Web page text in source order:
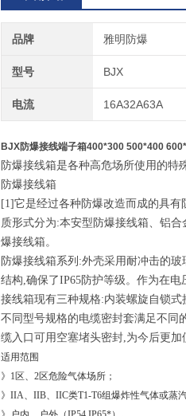
品牌 雅明防爆
型号 BJX
电流 16A32A63A
BJX防爆接线端子箱400*300 500*400
防爆接线箱是各种高危场所使用的特
防爆接线箱
[1]它是经过各种防爆改造而成的具
质形式分为:本安型防爆接线箱、铝
爆接线箱。
防爆接线箱系列 :外壳采用耐冲击的
结构,确保了IP65防护等级。作为在电
接线箱现有三种规格:内装螺旋自锁式
不同型号规格的电缆密封套满足不同
缆入口可用空塞堵头密封,为今后更加
适用范围
》 1区、2区危险气体场所；
》 IIA、IIB、IIC类T1-T6组爆炸性气体或蒸